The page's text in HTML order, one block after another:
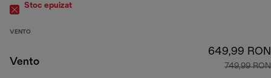
Stoc epuizat
VENTO
Vento
649,99 RON
749,99 RON